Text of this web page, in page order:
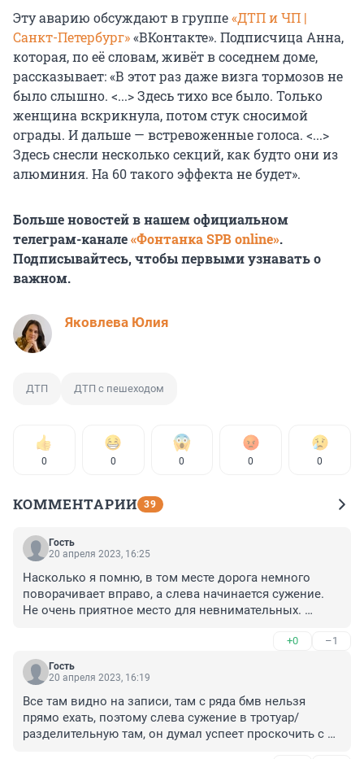
Эту аварию обсуждают в группе«ДТП и ЧП |
Санкт-Петербург»«ВКонтакте». Подписчица Анна,
которая, по её словам, живёт в соседнем доме,
рассказывает: «В этот раз даже визга тормозов не
было слышно. <...> Здесь тихо все было. Только
женщина вскрикнула, потом стук сносимой
ограды. И дальше — встревоженные голоса. <...>
Здесь снесли несколько секций, как будто они из
алюминия. На 60 такого эффекта не будет».
Больше новостей в нашем официальном
телеграм-канале«Фонтанка SPB online».
Подписывайтесь, чтобы первыми узнавать о
важном.
Яковлева Юлия
ДТП ДТП с пешеходом
0 0 0 0 0
КОММЕНТАРИИ 39
Гость
20 апреля 2023, 16:25
Насколько я помню, в том месте дорога немного
поворачивает вправо, а слева начинается сужение.
Не очень приятное место для невнимательных.
быстрее, чем требовала дорожная обстановка.
Да, для Анны с Лиговского: современные
ограждения, а также столбы делают из алюминиевых
+0 –1
Гость
20 апреля 2023, 16:19
Все там видно на записи, там с ряда бмв нельзя
прямо ехать, поэтому слева сужение в тротуар/
разделительную там, он думал успеет проскочить с